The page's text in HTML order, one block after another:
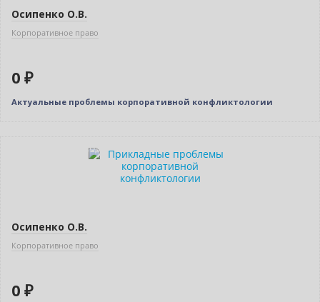
Осипенко О.В.
Корпоративное право
0 ₽
Актуальные проблемы корпоративной конфликтологии
Готовится к выходу
Осипенко О.В.
Корпоративное право
0 ₽